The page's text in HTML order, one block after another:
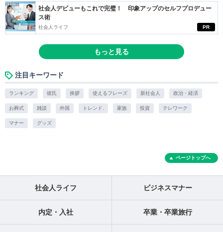
PR
社会人デビューもこれで完璧！ 印象アップのセルフプロデュー
ス術
社会人ライフ
もっと見る
注目キーワード
ランキング 彼氏 挨拶 使えるフレーズ 新社会人 政治・経済
お葬式 雑談 外国 トレンド. 家族 投資 テレワーク
マナー グッズ
ページトップへ
社会人ライフ ビジネスマナー
内定・入社 卒業・卒業旅行